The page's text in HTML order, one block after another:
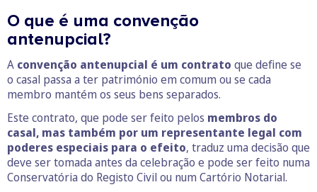
O que é uma convenção
antenupcial?
A convenção antenupcial é um contrato que define se
o casal passa a ter património em comum ou se cada
membro mantém os seus bens separados.
Este contrato, que pode ser feito pelos membros do
casal, mas também por um representante legal com
poderes especiais para o efeito, traduz uma decisão que
deve ser tomada antes da celebração e pode ser feito numa
Conservatória do Registo Civil ou num Cartório Notarial.